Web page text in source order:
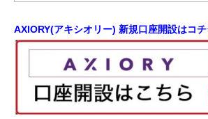
AXIORY(アキシオリー) 新規口座開設はコ